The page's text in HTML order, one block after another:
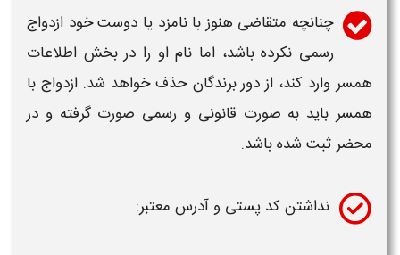
چنانچه متقاضی هنوز با نامزد یا دوست خود ازدواج
رسمی نکرده باشد، اما نام او را در بخش اطلاعات
همسر وارد کند، از دور برندگان حذف خواهد شد. ازدواج با
همسر باید به صورت قانونی و رسمی صورت گرفته و در
محضر ثبت شده باشد.
نداشتن کد پستی و آدرس معتبر: